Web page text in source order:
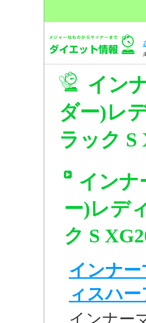
イン
ダー)レ
ラック S
インナ
ー)レデ
ク S
インナ
ィスハ
インナー